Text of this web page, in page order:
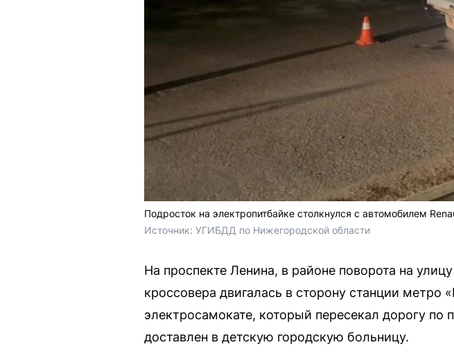
Подросток на электропитбайке столкнулся с автомобилем
Источник: УГИБДД по Нижегородской области
На проспекте Ленина, в районе поворота на
кроссовера двигалась в сторону станции метро
электросамокате, который пересекал дорогу
доставлен в детскую городскую больницу.